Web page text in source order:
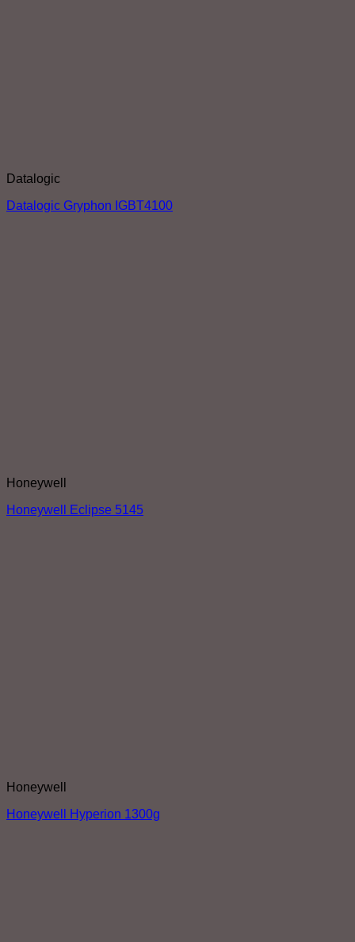
Datalogic
Datalogic Gryphon IGBT4100
Honeywell
Honeywell Eclipse 5145
Honeywell
Honeywell Hyperion 1300g